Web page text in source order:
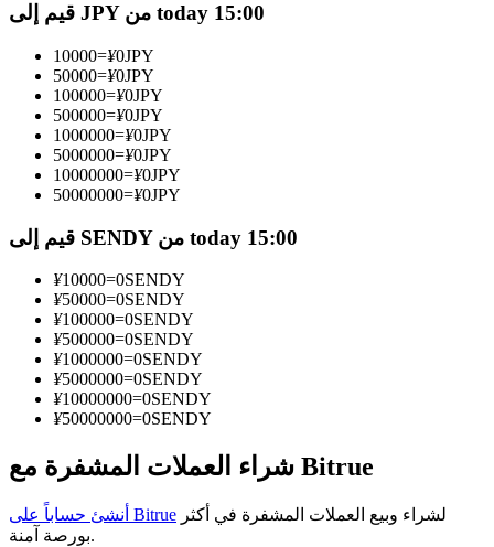
كن متداول نسخ
استمتع بتقاسم الأرباح وعمولات نسخ التداول
معلومة
تحليل البيانات الضخمة بما في ذلك المعلومات التجارية، وما
قيم إلى JPY من today 15:00
10000=¥0JPY
50000=¥0JPY
100000=¥0JPY
500000=¥0JPY
1000000=¥0JPY
5000000=¥0JPY
10000000=¥0JPY
50000000=¥0JPY
قيم إلى SENDY من today 15:00
¥10000=0SENDY
¥50000=0SENDY
¥100000=0SENDY
¥500000=0SENDY
¥1000000=0SENDY
¥5000000=0SENDY
¥10000000=0SENDY
¥50000000=0SENDY
شراء العملات المشفرة مع Bitrue
أنشئ حساباً على Bitrue
بورصة آمنة.